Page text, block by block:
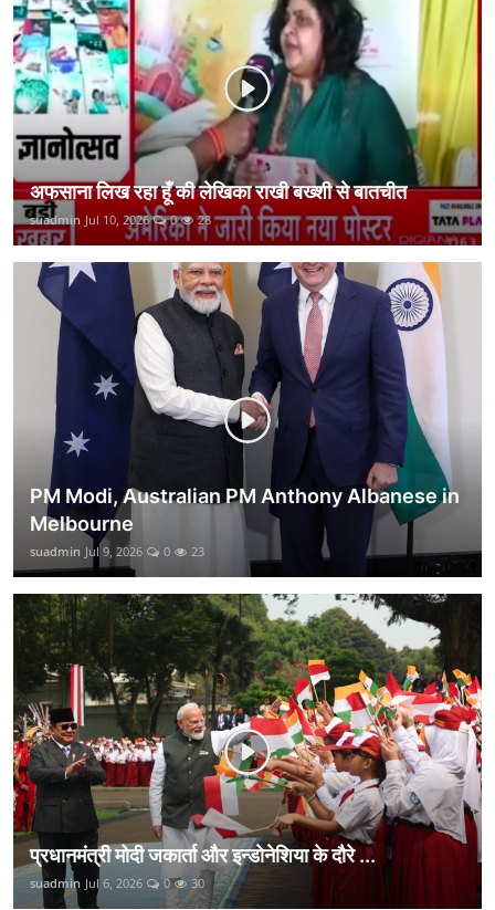
कानून
राजनीति
वीडियो
अफसाना लिख रहा हूँ की लेखिका राखी बख्शी से बातचीत
suadmin Jul 10, 2026 0 28
PM Modi, Australian PM Anthony Albanese in
Melbourne
suadmin Jul 9, 2026 0 23
प्रधानमंत्री मोदी जकार्ता और इन्डोनेशिया के दौरे ...
suadmin Jul 6, 2026 0 30